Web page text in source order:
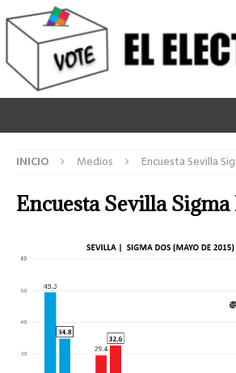
INICIO Medios Encuesta Sevilla
Encuesta Sevilla